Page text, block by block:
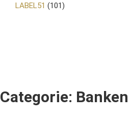
LABEL51 (101)
Categorie: Banken